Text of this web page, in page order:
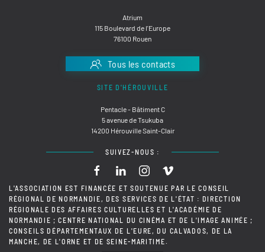
Atrium
115 Boulevard de l'Europe
76100 Rouen
Tous les contacts
SITE D'HÉROUVILLE
Pentacle - Bâtiment C
5 avenue de Tsukuba
14200 Hérouville Saint-Clair
SUIVEZ-NOUS :
L'ASSOCIATION EST FINANCÉE ET SOUTENUE PAR LE CONSEIL
RÉGIONAL DE NORMANDIE, DES SERVICES DE L'ÉTAT : DIRECTION
RÉGIONALE DES AFFAIRES CULTURELLES ET L'ACADÉMIE DE
NORMANDIE ; CENTRE NATIONAL DU CINÉMA ET DE L'IMAGE ANIMÉE ;
CONSEILS DÉPARTEMENTAUX DE L'EURE, DU CALVADOS, DE LA
MANCHE, DE L'ORNE ET DE SEINE-MARITIME.